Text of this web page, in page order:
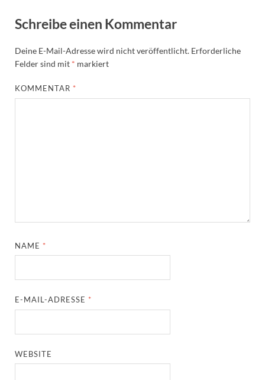
Schreibe einen Kommentar
Deine E-Mail-Adresse wird nicht veröffentlicht. Erforderliche
Felder sind mit * markiert
KOMMENTAR *
NAME *
E-MAIL-ADRESSE *
WEBSITE